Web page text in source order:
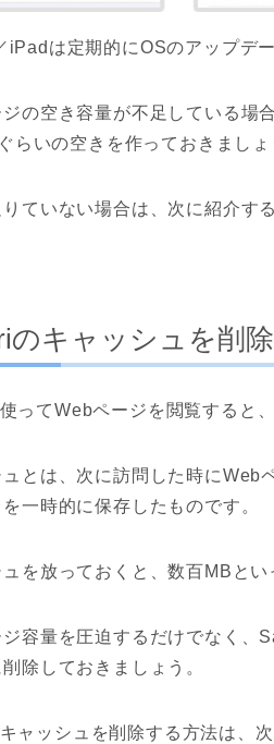
iPadは定期的にOSのアップデ
ジの空き容量が不足している場
らいの空きを作っておきまし
ていない場合は、次に紹介す
のキャッシュを削
ってWebページを閲覧すると
ュとは、次に訪問した時にWeb
一時的に保存したものです。
ュを放っておくと、数百MBと
ジ容量を圧迫するだけでなく、
除しておきましょう。
ャッシュを削除する方法は、